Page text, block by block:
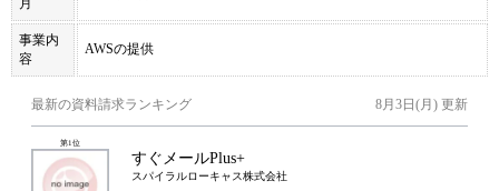
月
事業内
容
AWSの提供
最新の資料請求ランキング 8月3日(月) 更新
第1位
すぐメールPlus+
スパイラルローキャス株式会社